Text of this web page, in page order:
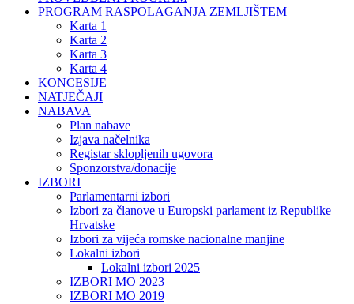
PROGRAM RASPOLAGANJA ZEMLJIŠTEM
Karta 1
Karta 2
Karta 3
Karta 4
KONCESIJE
NATJEČAJI
NABAVA
Plan nabave
Izjava načelnika
Registar sklopljenih ugovora
Sponzorstva/donacije
IZBORI
Parlamentarni izbori
Izbori za članove u Europski parlament iz Republike
Hrvatske
Izbori za vijeća romske nacionalne manjine
Lokalni izbori
Lokalni izbori 2025
IZBORI MO 2023
IZBORI MO 2019